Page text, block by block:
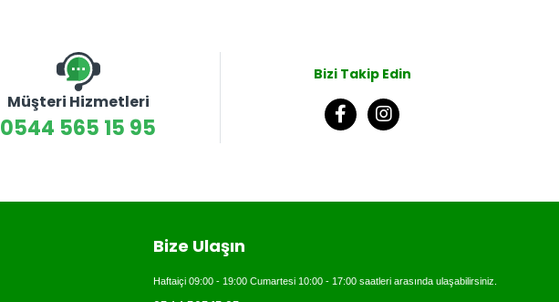
Müşteri Hizmetleri
0544 565 15 95
Bizi Takip Edin
Bize Ulaşın
Haftaiçi 09:00 - 19:00 Cumartesi 10:00 - 17:00 saatleri arasında ulaşabilirsiniz.